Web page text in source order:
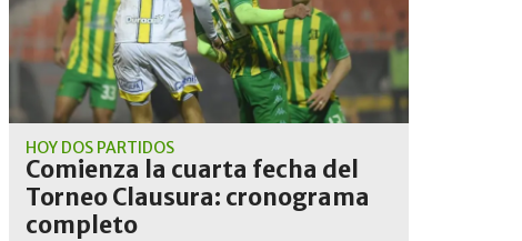
HOY DOS PARTIDOS
Comienza la cuarta fecha del
Torneo Clausura: cronograma
completo